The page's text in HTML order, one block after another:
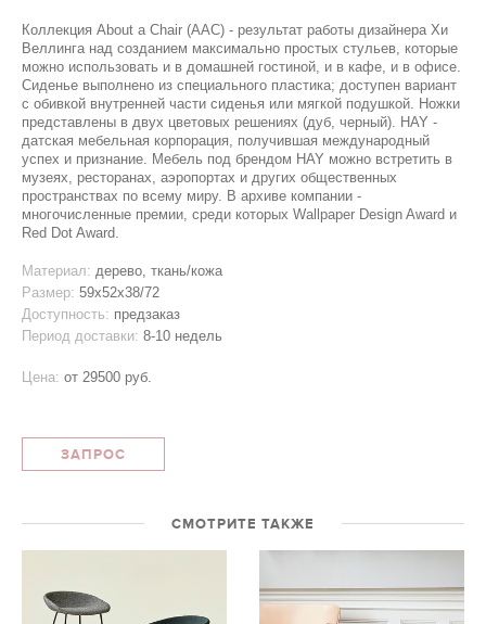
Коллекция Аbout a Chair (AAC) - результат работы дизайнера Хи
Веллинга над созданием максимально простых стульев, которые
можно использовать и в домашней гостиной, и в кафе, и в офисе.
Сиденье выполнено из специального пластика; доступен вариант
с обивкой внутренней части сиденья или мягкой подушкой. Ножки
представлены в двух цветовых решениях (дуб, черный). HAY -
датская мебельная корпорация, получившая международный
успех и признание. Мебель под брендом HAY можно встретить в
музеях, ресторанах, аэропортах и других общественных
пространствах по всему миру. В архиве компании -
многочисленные премии, среди которых Wallpaper Design Award и
Red Dot Award.
Материал: дерево, ткань/кожа
Размер: 59x52x38/72
Доступность: предзаказ
Период доставки: 8-10 недель
Цена: от 29500 руб.
ЗАПРОС
СМОТРИТЕ ТАКЖЕ